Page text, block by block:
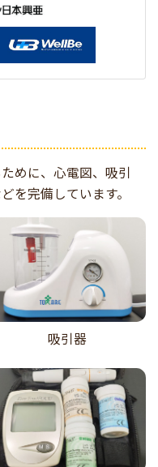
めに、心電図、吸引
を完備しています。
吸引器